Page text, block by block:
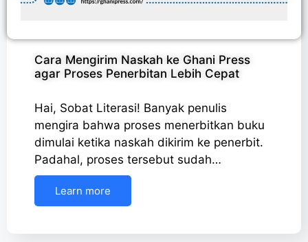
Cara Mengirim Naskah ke Ghani Press
agar Proses Penerbitan Lebih Cepat
Hai, Sobat Literasi! Banyak penulis
mengira bahwa proses menerbitkan buku
dimulai ketika naskah dikirim ke penerbit.
Padahal, proses tersebut sudah…
Learn more